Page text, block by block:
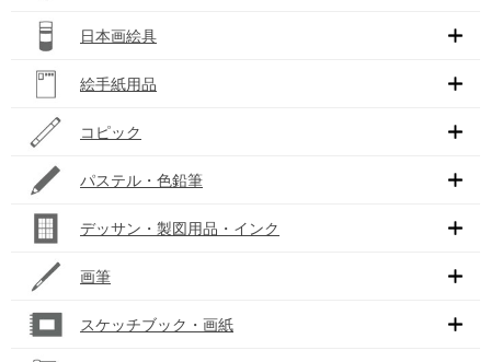
日本画絵具
絵手紙用品
コピック
パステル・色鉛筆
デッサン・製図用品・インク
画筆
スケッチブック・画紙